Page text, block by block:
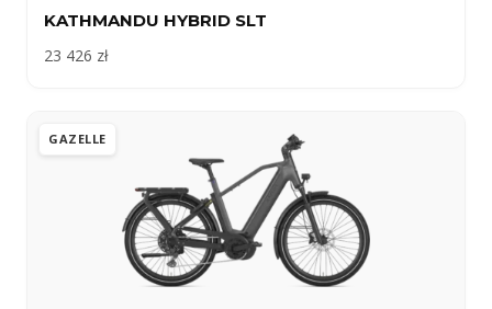
KATHMANDU HYBRID SLT
23 426 zł
GAZELLE